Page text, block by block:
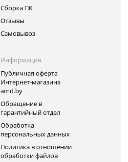
Сборка ПК
Отзывы
Самовывоз
Информация
Публичная оферта
Интернет-магазина
amd.by
Обращение в
гарантийный отдел
Обработка
персональных данных
Политика в отношении
обработки файлов